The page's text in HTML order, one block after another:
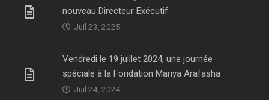
nouveau Directeur Exécutif
Juil 23, 2025
Vendredi le 19 juillet 2024, une journée
spéciale à la Fondation Mariya Arafasha
Juil 24, 2024